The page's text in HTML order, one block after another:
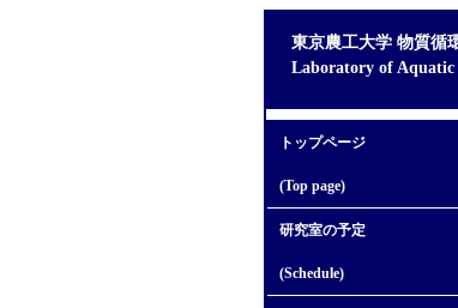
東京農工大学 物質循
Laboratory of Aquatic
トップページ
(Top page)
研究室の予定
(Schedule)